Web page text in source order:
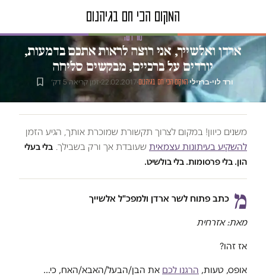
טור דעה
ארדן ואלשייך, אני רוצה לראות אתכם בדמעות,
יורדים על ברכיים, מבקשים סליחה
ורד לוי-ברזילי·המקום הכי חם בגיהנום·
22.02.2017
·זמן קריאה 5 דק׳
משנים כיוון! במקום לצרוך תקשורת שמוכרת אותך, הגיע הזמן
להשקיע בעיתונות עצמאית שעובדת אך ורק בשבילך. בלי בעלי
הון. בלי פרסומות. בלי בולשיט.
מ כתב פתוח לשר ארדן ולמפכ"ל אלשייך
מאת: אזרחית
אז זהו?
אופס, טעות, הרגנו לכם את הבן/הבעל/האבא/האח, כי…